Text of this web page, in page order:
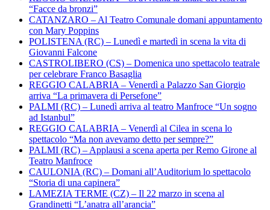
“Facce da bronzi”
CATANZARO – Al Teatro Comunale domani appuntamento
con Mary Poppins
POLISTENA (RC) – Lunedì e martedì in scena la vita di
Giovanni Falcone
CASTROLIBERO (CS) – Domenica uno spettacolo teatrale
per celebrare Franco Basaglia
REGGIO CALABRIA – Venerdì a Palazzo San Giorgio
arriva “La primavera di Persefone”
PALMI (RC) – Lunedì arriva al teatro Manfroce “Un sogno
ad Istanbul”
REGGIO CALABRIA – Venerdì al Cilea in scena lo
spettacolo “Ma non avevamo detto per sempre?”
PALMI (RC) – Applausi a scena aperta per Remo Girone al
Teatro Manfroce
CAULONIA (RC) – Domani all’Auditorium lo spettacolo
“Storia di una capinera”
LAMEZIA TERME (CZ) – Il 22 marzo in scena al
Grandinetti “L’anatra all’arancia”